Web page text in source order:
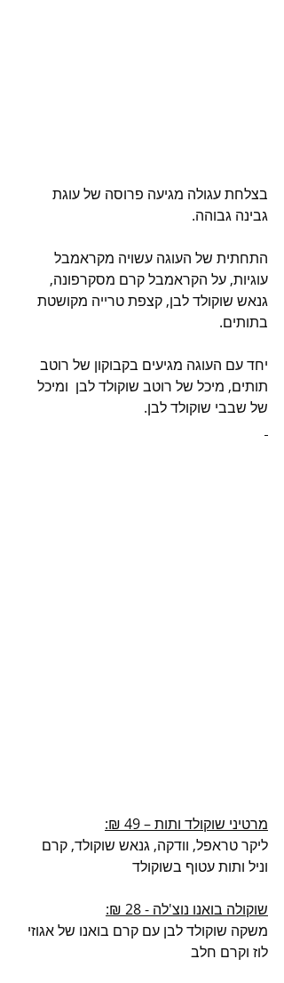
בצלחת עגולה מגיעה פרוסה של עוגת
גבינה גבוהה.
התחתית של העוגה עשויה מקראמבל
עוגיות, על הקראמבל קרם מסקרפונה,
גנאש שוקולד לבן, קצפת טרייה מקושטת
בתותים.
יחד עם העוגה מגיעים בקבוקון של רוטב
תותים, מיכל של רוטב שוקולד לבן  ומיכל
של שבבי שוקולד לבן.
מרטיני שוקולד ותות – 49 ₪:
ליקר טראפל, וודקה, גנאש שוקולד, קרם
וניל ותות עטוף בשוקולד
שוקולה בואנו נוצ'לה - 28 ₪:
משקה שוקולד לבן עם קרם בואנו של אגוזי
לוז וקרם חלב